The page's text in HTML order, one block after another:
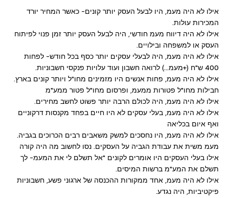
אילו לא היה מעמ, היו לבעל העסק יותר קונים- כאשר המחיר יורד
המכירות עולות.
אילו לא היה דיווח מעמ חודשי, היה לבעל העסק יותר זמן פנוי לפיתוח
העסק או למשפחה ובילויים.
אילו לא היה מעמ, היה לבעלי עסקים יותר כסף בכל חודש- לפחות
400 ש"ח (+מעמ…) לרואה חשבון ועוד עלויות פנקסי חשבוניות.
אילו לא היה מעמ, פחות אנשים היו מזמינים מחו"ל ויותר קונים בארץ.
חבילות מחו"ל פטורות ממעמ, ופרסום מחו"ל פטור ממע"מ
אילו לא היה מעמ, היה לכולם הרבה יותר פשוט לחשב מחירים.
אילו לא היה מעמ, בעלי עסקים לא היו חיים בפחד מקנסות דרקוניים
ואף איום בכליאה
אילו לא היה מעמ, היו נחסכים למשק משאבים רבים הכרוכים בגביה.
מעמ משית את עבודת הגביה על העסקים. נסו לחשוב מה היה קורה
אילו בעלי העסקים היו אומרים לקונים "אל תשלם לי את המעמ- לך
תשלם את המע"מ ברשות המיסים.
אילו לא היה מעמ, אחד ממקורות ההכנסה של ארגוני פשע, חשבוניות
פיקטיביות, היה נגדע.